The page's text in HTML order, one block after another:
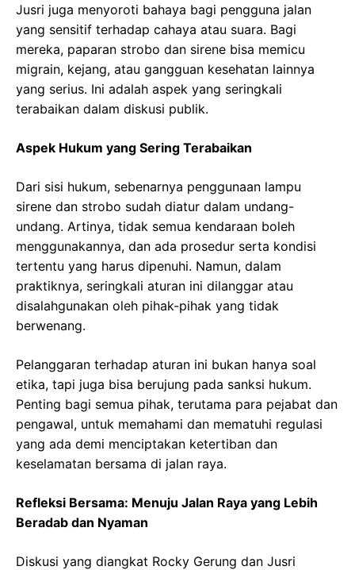
Jusri juga menyoroti bahaya bagi pengguna jalan
yang sensitif terhadap cahaya atau suara. Bagi
mereka, paparan strobo dan sirene bisa memicu
migrain, kejang, atau gangguan kesehatan lainnya
yang serius. Ini adalah aspek yang seringkali
terabaikan dalam diskusi publik.
Aspek Hukum yang Sering Terabaikan
Dari sisi hukum, sebenarnya penggunaan lampu
sirene dan strobo sudah diatur dalam undang-
undang. Artinya, tidak semua kendaraan boleh
menggunakannya, dan ada prosedur serta kondisi
tertentu yang harus dipenuhi. Namun, dalam
praktiknya, seringkali aturan ini dilanggar atau
disalahgunakan oleh pihak-pihak yang tidak
berwenang.
Pelanggaran terhadap aturan ini bukan hanya soal
etika, tapi juga bisa berujung pada sanksi hukum.
Penting bagi semua pihak, terutama para pejabat dan
pengawal, untuk memahami dan mematuhi regulasi
yang ada demi menciptakan ketertiban dan
keselamatan bersama di jalan raya.
Refleksi Bersama: Menuju Jalan Raya yang Lebih
Beradab dan Nyaman
Diskusi yang diangkat Rocky Gerung dan Jusri